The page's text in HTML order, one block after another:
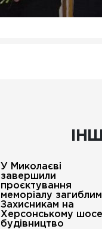
У Миколаєві
завершили
проєктування
меморіалу загиблим
Захисникам на
Херсонському
будівництво